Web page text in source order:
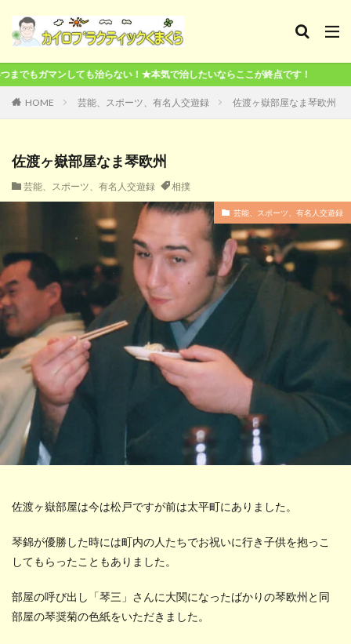
ない！★本気で治したいならここが終点です！
HOME 芸能、スポーツ、有名人交遊録 佐渡ヶ嶽部屋なま琴欧州
佐渡ヶ嶽部屋なま琴欧州
芸能、スポーツ、有名人交遊録 相撲
芸能、スポーツ、有名人交遊録
佐渡ヶ嶽部屋は今は松戸ですが前は太平町にありました。
琴錦が優勝した時には町内の人たちでお祝いに行き子供を抱っこ
してもらったこともありました。
部屋の呼び出し「琴三」さんに大関になったばかりの琴欧州と同
部屋の琴奨菊の色紙をいただきました。